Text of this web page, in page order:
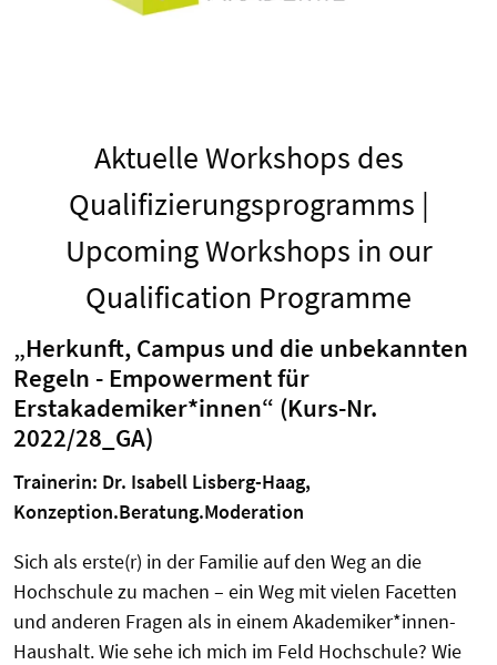
Aktuelle Workshops des
Qualifizierungsprogramms |
Upcoming Workshops in our
Qualification Programme
„Herkunft, Campus und die unbekannten
Regeln - Empowerment für
Erstakademiker*innen“ (Kurs-Nr.
2022/28_GA)
Trainerin: Dr. Isabell Lisberg-Haag,
Konzeption.Beratung.Moderation
Sich als erste(r) in der Familie auf den Weg an die
Hochschule zu machen – ein Weg mit vielen Facetten
und anderen Fragen als in einem Akademiker*innen-
Haushalt. Wie sehe ich mich im Feld Hochschule? Wie